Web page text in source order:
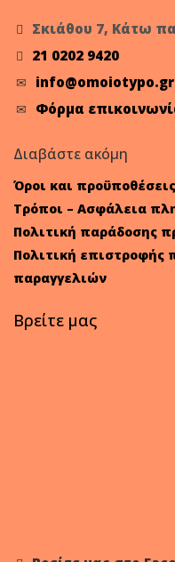
Σκιάθου 7, Κάτω
21 0202 9420
info@omoiotypo.gr
Φόρμα
Διαβάστε ακόμη
Όροι και προϋποθέσεις
Τρόποι – Ασφάλεια
Πολιτική παράδοσης
Πολιτική επιστροφής
παραγγελιών
Βρείτε μας